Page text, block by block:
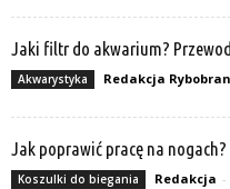
Jaki filtr do akwarium?
Akwarystyka Redakcja
Jak poprawić pracę na nogach?
Koszulki do biegania Redakcja -